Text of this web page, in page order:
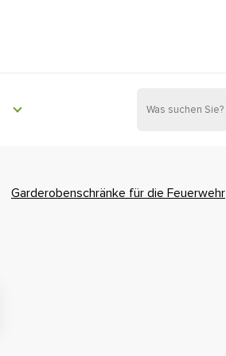
Garderobenschränke für die Feuerwehr